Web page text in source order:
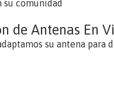
su comunidad
de Antenas En
su antena para